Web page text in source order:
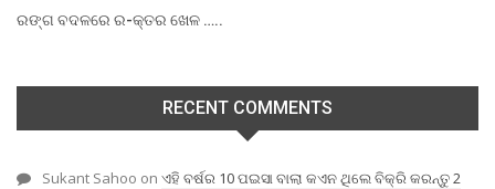
ରଙ୍ଗ ବଦଳରେ ର-କ୍ତର ଖେଳ …..
RECENT COMMENTS
Sukant Sahoo on ଏହି ବର୍ଷର 10 ପଇସା ବାଲା କଏନ ଥିଲେ ବିକ୍ରି କରନ୍ତୁ 2